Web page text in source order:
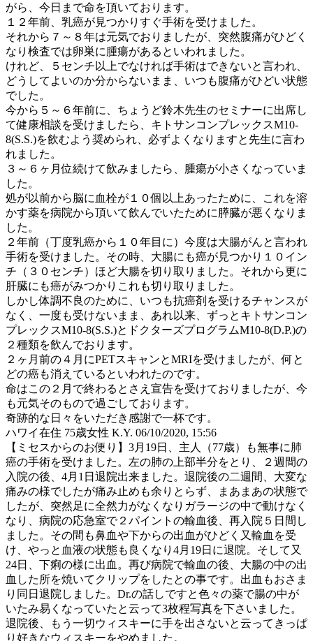
がら、今日まで命を頂いております。
１２年前、乳癌が見つかりすぐ手術を受けました。
それから７～８年は元気でおりましたが、突然腹痛がひどく
なり検査では卵巣に腫瘍があるといわれました。
けれど、５センチ以上でなければ手術はできないと言われ、
どうしてよいのか分からないまま、いつも腹痛がひどい状態
でした。
今から５～６年前に、ちょうど鈴木先生のセミナーに出席し
て健康相談を受けましたら、キトサンコンプレックスM10-
8(S.S.)を飲むよう奨められ、必ずよくなりますと先生に言わ
れました。
３～６ヶ月位続けて飲みましたら、腫瘍が小さくなっていま
した。
処が以前から脳に血栓が１０個以上あったために、これを溶
かす薬を病院から頂いて飲んでいたために膵臓が悪くなりま
した。
２年前（丁度乳癌から１０年目に）今度は大腸がんと言われ
手術を受けました。その時、大腸にも癌が見つかり１０イン
チ（３０センチ）ほど大腸を切り取りました。それから更に
肝臓にも癌がみつかりこれも切り取りました。
しかし体調不良のために、いつも抗癌剤を受けるチャンスが
なく、一度も受けないまま、あれ以来、ずっとキトサンコン
プレックスM10-8(S.S.)とドクターズプログラムM10-8(D.P.)の
２種類を飲んでおります。
２ヶ月前の４月にPETスキャンとMRIを受けましたが、何と
どの癌も消えているといわれたのです。
命はこの２月で終わるとさえ宣告を受けておりましたが、今
も元気そのもので過ごしております。
奇跡的な日々をいただき感謝で一杯です。
ハワイ在住 75歳女性 K.Y. 06/10/2020, 15:56
【ミセスからのお便り】3月19日、主人（77歳）も無事に肺
癌の手術を受けました。左の肺の上部半分をとり、２週間の
入院の後、4月1日退院出来ました。退院後の二週間、大変な
痛みの様でしたが痛み止めも余りとらず、まあまあの状態で
したが、突然足に全然力がなくなりガラージの中で動けなく
なり、病院の応急室で２パイントの輸血後、再入院５日間し
ました。その間も鼻血や下からの出血がひどく又輸血を受
け、やっと血液の状態も良くなり4月19日に退院。そして又
24日、下痢の様に出血。再び病院で輸血の後、大腸の中の出
血した所を焼いてクリップをしたとの事です。出血もおさま
り同日退院しました。Dr.の話しですと色々の薬で腸の中が
いたみ易くなっていたと云って3枚程写真を下さいました。
退院後、もう一切ウィスキーに手を出さないと云ってきっぱ
り好きなウィスキーをやめました。